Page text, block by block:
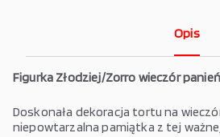
Opis
Figurka Złodziej/Zorro wieczór
Doskonała dekoracja tortu na
niepowtarzalna pamiątka z tej